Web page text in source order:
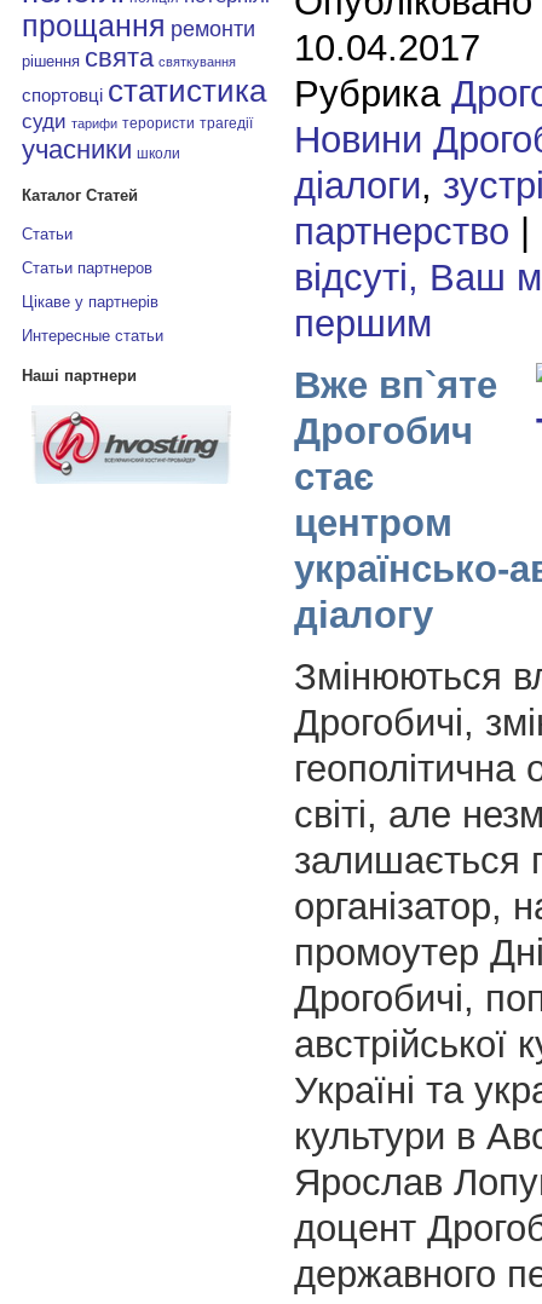
прощання ремонти
рішення свята святкування
спортовці статистика
суди тарифи терористи трагедії
учасники школи
Каталог Статей
Статьи
Статьи партнеров
Цікаве у партнерів
Интересные статьи
Наші партнери
10.04.2017
Рубрика
Новини
діалоги,
партнерство |
відсуті, Ваш
першим
Вже вп`яте
Дрогобич
стає
центром
українсько-
діалогу
Змінюються
Дрогобичі,
геополітична
світі, але
залишається
організатор,
промоутер
Дрогобичі,
австрійської
Україні та
культури в
Ярослав
доцент
державного